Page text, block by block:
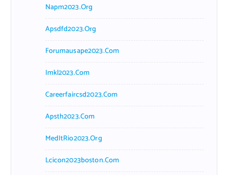
Napm2023.org
Apsdfd2023.org
Forumausape2023.com
Imkl2023.com
Careerfaircsd2023.com
Apsth2023.com
MedItRio2023.org
Lcicon2023boston.com